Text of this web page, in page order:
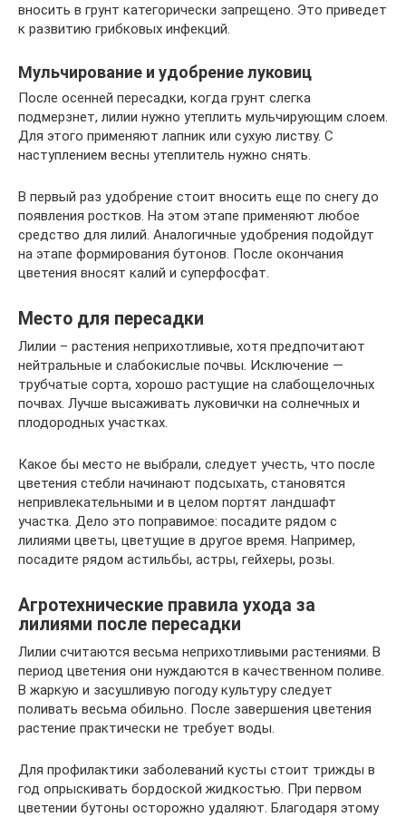
вносить в грунт категорически запрещено. Это приведет
к развитию грибковых инфекций.
Мульчирование и удобрение луковиц
После осенней пересадки, когда грунт слегка
подмерзнет, лилии нужно утеплить мульчирующим слоем.
Для этого применяют лапник или сухую листву. С
наступлением весны утеплитель нужно снять.
В первый раз удобрение стоит вносить еще по снегу до
появления ростков. На этом этапе применяют любое
средство для лилий. Аналогичные удобрения подойдут
на этапе формирования бутонов. После окончания
цветения вносят калий и суперфосфат.
Место для пересадки
Лилии – растения неприхотливые, хотя предпочитают
нейтральные и слабокислые почвы. Исключение —
трубчатые сорта, хорошо растущие на слабощелочных
почвах. Лучше высаживать луковички на солнечных и
плодородных участках.
Какое бы место не выбрали, следует учесть, что после
цветения стебли начинают подсыхать, становятся
непривлекательными и в целом портят ландшафт
участка. Дело это поправимое: посадите рядом с
лилиями цветы, цветущие в другое время. Например,
посадите рядом астильбы, астры, гейхеры, розы.
Агротехнические правила ухода за
лилиями после пересадки
Лилии считаются весьма неприхотливыми растениями. В
период цветения они нуждаются в качественном поливе.
В жаркую и засушливую погоду культуру следует
поливать весьма обильно. После завершения цветения
растение практически не требует воды.
Для профилактики заболеваний кусты стоит трижды в
год опрыскивать бордоской жидкостью. При первом
цветении бутоны осторожно удаляют. Благодаря этому